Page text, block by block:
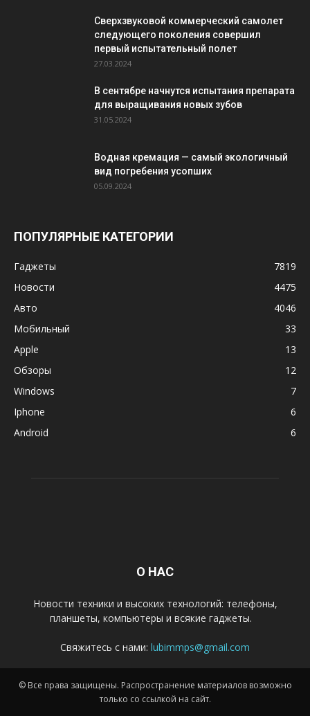
Сверхзвуковой коммерческий самолет
следующего поколения совершил
первый испытательный полет
27.03.2024
В сентябре начнутся испытания препарата
для выращивания новых зубов
31.05.2024
Водная кремация — самый экологичный
вид погребения усопших
05.09.2024
ПОПУЛЯРНЫЕ КАТЕГОРИИ
Гаджеты
7819
Новости
4475
Авто
4046
Мобильный
33
Apple
13
Обзоры
12
Windows
7
Iphone
6
Android
6
О НАС
Новости техники и высоких технологий: телефоны,
планшеты, компьютеры и всякие гаджеты.
Свяжитесь с нами: lubimmps@gmail.com
© Все права защищены. Распространение материалов возможно
только со ссылкой на сайт.